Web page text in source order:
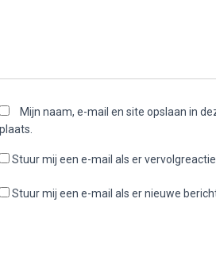
Mijn naam, e-mail en site opslaan in
plaats.
Stuur mij een e-mail als er
Stuur mij een e-mail als er nieuwe